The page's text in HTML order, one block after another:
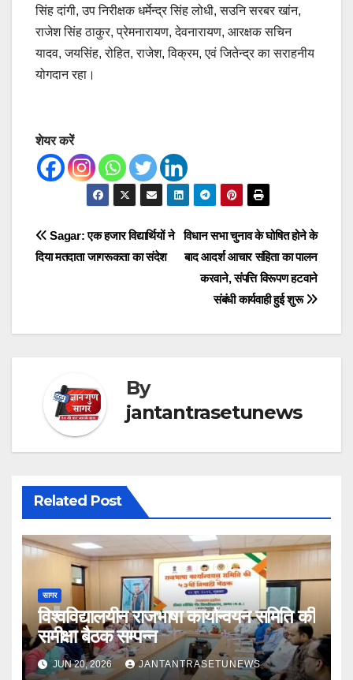
सिंह दांगी, उप निरीक्षक धर्मेन्द्र सिंह लोधी, सउनि सरबर खांन,
राजेश सिंह ठाकुर, प्रेमनारायण, देवनारायण, आरक्षक सचिन
यादव, जयसिंह, रोहित, राजेश, विक्रम, एवं जितेन्द्र का सराहनीय
योगदान रहा।
शेयर करें
Post
navigation
विधान सभा चुनाव के घोषित होने के
बाद आदर्श आचार संहिता का पालन
करवाने, संपत्ति विरूपण हटवाने
संबंधी कार्यवाही हुई शुरू
Sagar: एक हजार विद्यार्थियों ने
दिया मतदाता जागरूकता का संदेश
By
jantantrasetunews
Related Post
सागर
विश्वविद्यालयीन राजभाषा कार्यान्वयन समिति की
समीक्षा बैठक सम्पन्न
JUN 20, 2026 JANTANTRASETUNEWS